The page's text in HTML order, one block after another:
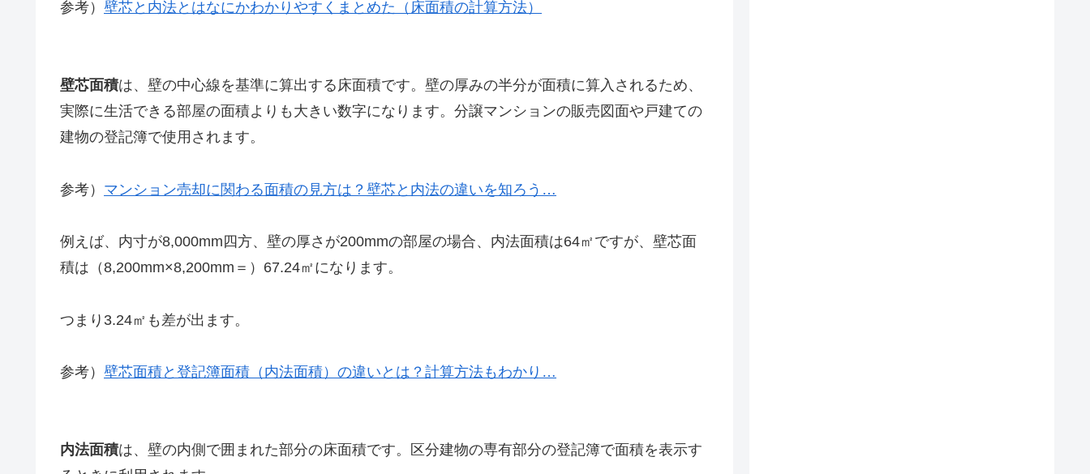
参考） 壁芯と内法とはなにかわかりやすくまとめた（床面積の計算方法）
壁芯面積は、壁の中心線を基準に算出する床面積です。壁の厚みの半分が面積に算入されるため、
実際に生活できる部屋の面積よりも大きい数字になります。分譲マンションの販売図面や戸建ての
建物の登記簿で使用されます。
参考） マンション売却に関わる面積の見方は？壁芯と内法の違いを知ろう…
例えば、内寸が8,000mm四方、壁の厚さが200mmの部屋の場合、内法面積は64㎡ですが、壁芯面
積は（8,200mm×8,200mm＝）67.24㎡になります。
つまり3.24㎡も差が出ます。
参考） 壁芯面積と登記簿面積（内法面積）の違いとは？計算方法もわかり…
内法面積は、壁の内側で囲まれた部分の床面積です。区分建物の専有部分の登記簿で面積を表示す